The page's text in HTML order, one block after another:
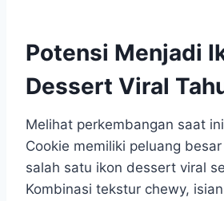
Potensi Menjadi
Dessert Viral
Melihat perkembangan saat
Cookie memiliki peluang
salah satu ikon dessert viral
Kombinasi tekstur chewy,